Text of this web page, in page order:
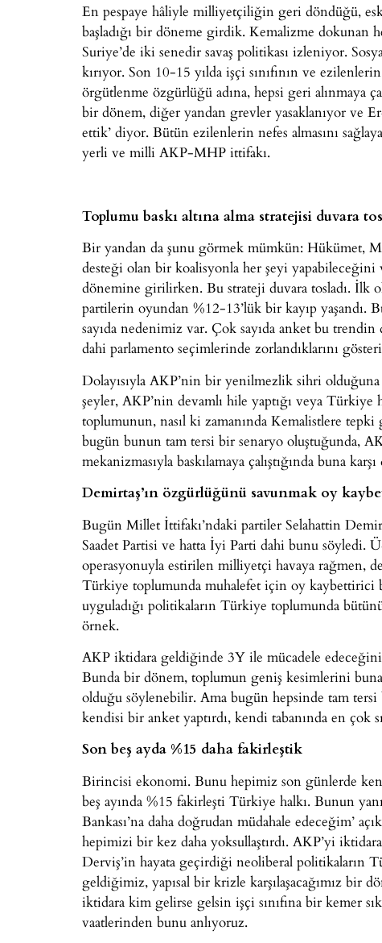
En pespaye hâliyle milliyetçiliğin geri döndüğü,
başladığı bir döneme girdik. Kemalizme dokunan
Suriye’de iki senedir savaş politikası izleniyor.
kırıyor. Son 10-15 yılda işçi sınıfının ve
örgütlenme özgürlüğü adına, hepsi geri alınmaya
bir dönem, diğer yandan grevler yasaklanıyor ve
ettik’ diyor. Bütün ezilenlerin nefes almasını
yerli ve milli AKP-MHP ittifakı.
Toplumu baskı altına alma stratejisi duvara
Bir yandan da şunu görmek mümkün: Hükümet,
desteği olan bir koalisyonla her şeyi
dönemine girilirken. Bu strateji duvara tosladı. İlk
partilerin oyundan %12-13’lük bir kayıp
sayıda nedenimiz var. Çok sayıda anket bu
dahi parlamento seçimlerinde zorlandıklarını
Dolayısıyla AKP’nin bir yenilmezlik sihri olduğuna
şeyler, AKP’nin devamlı hile yaptığı veya
toplumunun, nasıl ki zamanında Kemalistlere
bugün bunun tam tersi bir senaryo oluştuğunda,
mekanizmasıyla baskılamaya çalıştığında buna
Demirtaş’ın özgürlüğünü savunmak oy
Bugün Millet İttifakı’ndaki partiler Selahattin
Saadet Partisi ve hatta İyi Parti dahi bunu söyledi.
operasyonuyla estirilen milliyetçi havaya rağmen,
Türkiye toplumunda muhalefet için oy
uyguladığı politikaların Türkiye toplumunda
örnek.
AKP iktidara geldiğinde 3Y ile mücadele
Bunda bir dönem, toplumun geniş kesimlerini
olduğu söylenebilir. Ama bugün hepsinde tam
kendisi bir anket yaptırdı, kendi tabanında en çok
Son beş ayda %15 daha fakirleştik
Birincisi ekonomi. Bunu hepimiz son günlerde
beş ayında %15 fakirleşti Türkiye halkı. Bunun
Bankası’na daha doğrudan müdahale edeceğim’
hepimizi bir kez daha yoksullaştırdı. AKP’yi
Derviş’in hayata geçirdiği neoliberal politikaların
geldiğimiz, yapısal bir krizle karşılaşacağımız bir
iktidara kim gelirse gelsin işçi sınıfına bir kemer
vaatlerinden bunu anlıyoruz.